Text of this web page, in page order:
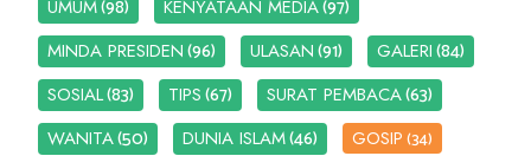
UMUM(98) KENYATAAN MEDIA(97)
MINDA PRESIDEN(96) ULASAN(91) GALERI(84)
SOSIAL(83) TIPS(67) SURAT PEMBACA(63)
WANITA(50) DUNIA ISLAM(46) GOSIP(34)